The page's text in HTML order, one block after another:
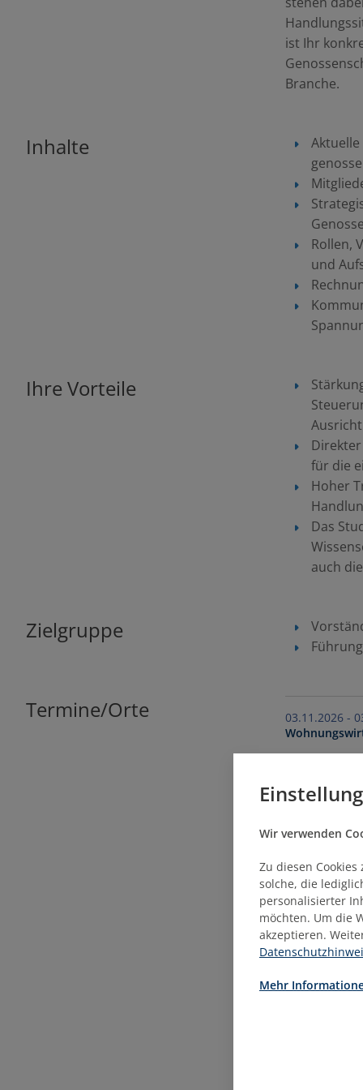
ist Ihr
Branche.
Inhalte
Rollen,
und
Ihre Vorteile
für die
Hoher
Das
auch
Zielgruppe
Termine/Orte
Webinar 1:
Wir verwenden
Zu diesen
solche, die
personalisierter
möchten. Um die
akzeptieren.
Mehr